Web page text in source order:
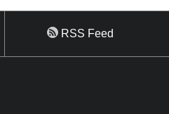
RSS Feed